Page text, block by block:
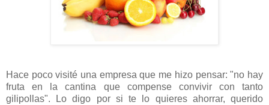
Hace poco visité una empresa que me hizo pensar: "no hay
fruta en la cantina que compense convivir con tanto
gilipollas". Lo digo por si te lo quieres ahorrar, querido